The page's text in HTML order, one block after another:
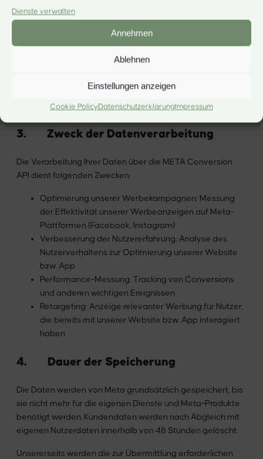
Dienste verwalten
Annehmen
Ablehnen
Einstellungen anzeigen
Cookie PolicyDatenschutzerklärungImpressum
i.V.m. § 25 Abs. 1 TDDDG.
System (Cookie-Banner) eingeholt, bevor die
Die Einwilligung istfreiwilligundnicht an die Nutzung oder
Funktionalität der App gebunden.
3. Zweck der Datenverarbeitung
Die Verarbeitung Ihrer Daten über die META Conversion
API dient folgenden Zwecken:
Optimierung unserer Werbekampagnen: Messung
der Effektivität unserer Werbeanzeigen auf Meta-
Plattformen (Facebook, Instagram)
Verbesserung der Nutzererfahrung: Analyse des
Nutzerverhaltens zur Optimierung unserer Website
bzw. App
Performance-Messung: Tracking von Conversions
und anderen wichtigen Ereignissen
Retargeting: Anzeige relevanter Werbung für Nutzer,
die bereits mit unserer Website bzw. App interagiert
haben
4. Dauer der Speicherung
Die Daten werden von Meta grundsätzlich gespeichert, bis
sie nicht mehr für die eigenen Dienste und Meta-Produkte
benötigt werden. Kundendaten werden nach Abgleich mit
eigenen Nutzerdaten innerhalb von 48 Stunden gelöscht.
Unsererseits werden die zur Übermittlung erforderlichen